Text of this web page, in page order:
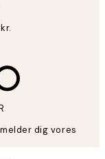
dig vores